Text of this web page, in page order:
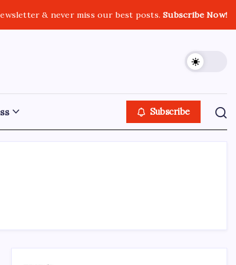
& never miss our best posts.Subscribe Now!
Subscribe